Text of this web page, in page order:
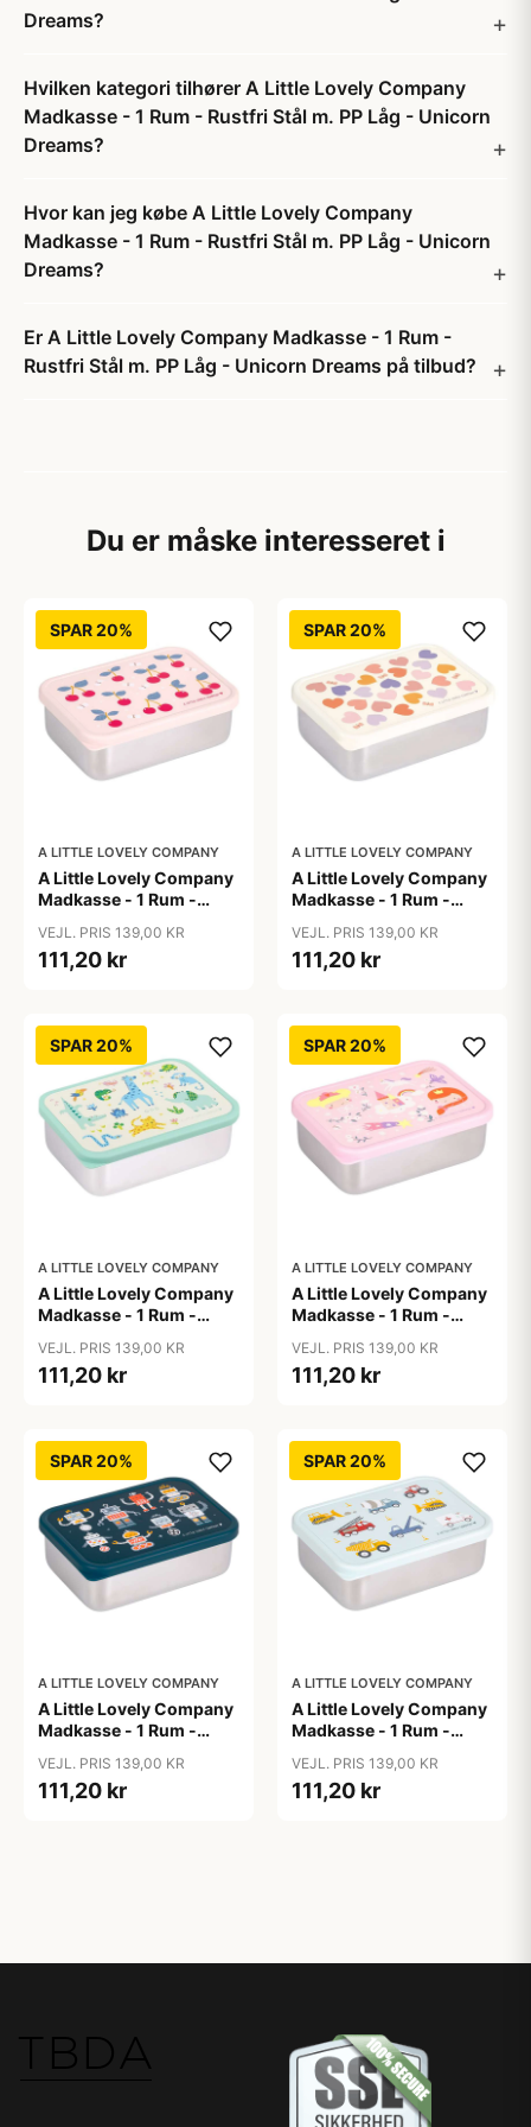
Dreams?
Hvilken kategori tilhører A Little Lovely Company
Madkasse - 1 Rum - Rustfri Stål m. PP Låg - Unicorn
Dreams?
Hvor kan jeg købe A Little Lovely Company
Madkasse - 1 Rum - Rustfri Stål m. PP Låg - Unicorn
Dreams?
Er A Little Lovely Company Madkasse - 1 Rum -
Rustfri Stål m. PP Låg - Unicorn Dreams på tilbud?
Du er måske interesseret i
SPAR 20%
A LITTLE LOVELY COMPANY
A Little Lovely Company
Madkasse - 1 Rum -
Cherries
VEJL. PRIS 139,00 KR
111,20 kr
SPAR 20%
A LITTLE LOVELY COMPANY
A Little Lovely Company
Madkasse - 1 Rum -
Hearts
VEJL. PRIS 139,00 KR
111,20 kr
SPAR 20%
A LITTLE LOVELY COMPANY
A Little Lovely Company
Madkasse - 1 Rum -
Jungle
VEJL. PRIS 139,00 KR
111,20 kr
SPAR 20%
A LITTLE LOVELY COMPANY
A Little Lovely Company
Madkasse - 1 Rum -
Princesses
VEJL. PRIS 139,00 KR
111,20 kr
SPAR 20%
A LITTLE LOVELY COMPANY
A Little Lovely Company
Madkasse - 1 Rum -
Robots
VEJL. PRIS 139,00 KR
111,20 kr
SPAR 20%
A LITTLE LOVELY COMPANY
A Little Lovely Company
Madkasse - 1 Rum -
Vehicles
VEJL. PRIS 139,00 KR
111,20 kr